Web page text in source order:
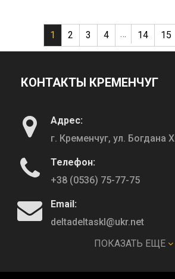
1 2 3 4 … 14 15
КОНТАКТЫ КРЕМЕНЧУГ
Адрес:
г. Кременчуг, ул. Богдана
Телефон:
+38 (0536) 75-77-75
Email:
deltadeltaskl@ukr.net
ПОКАЗАТЬ ЕЩЕ